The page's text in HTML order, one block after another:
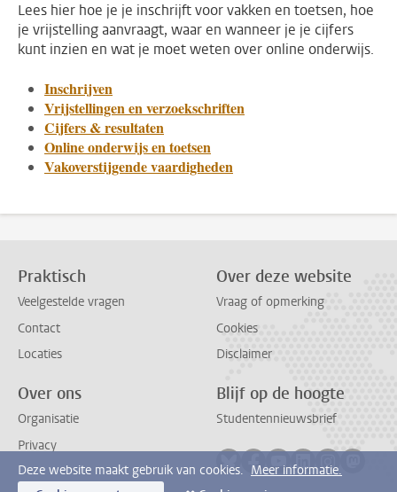
Lees hier hoe je je inschrijft voor vakken en toetsen, hoe
je vrijstelling aanvraagt, waar en wanneer je je cijfers
kunt inzien en wat je moet weten over online onderwijs.
Inschrijven
Vrijstellingen en verzoekschriften
Cijfers & resultaten
Online onderwijs en toetsen
Vakoverstijgende vaardigheden
Praktisch
Veelgestelde vragen
Contact
Locaties
Over deze website
Vraag of opmerking
Cookies
Disclaimer
Over ons
Organisatie
Privacy
Blijf op de hoogte
Studentennieuwsbrief
Deze website maakt gebruik van cookies. Meer informatie.